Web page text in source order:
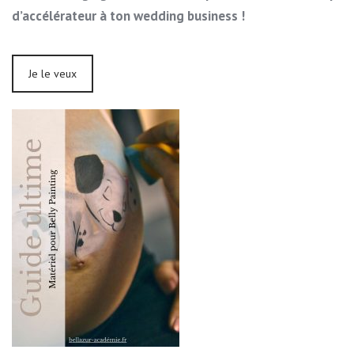
d’accélérateur à ton wedding business !
Je le veux